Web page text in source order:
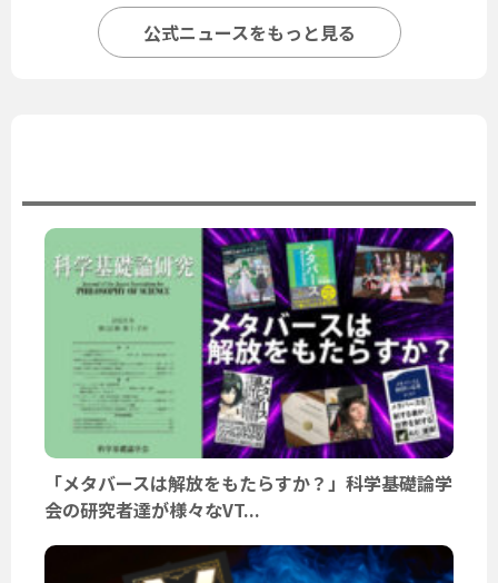
公式ニュースをもっと見る
「メタバースは解放をもたらすか？」科学基礎論学
会の研究者達が様々なVT...